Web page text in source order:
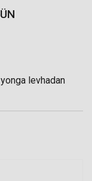
levhadan